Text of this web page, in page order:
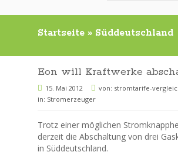
Startseite » Süddeutschland
Eon will Kraftwerke
15. Mai 2012 von: stromtarife-
in: Stromerzeuger
Trotz einer möglichen
derzeit die Abschaltung von drei
in Süddeutschland.